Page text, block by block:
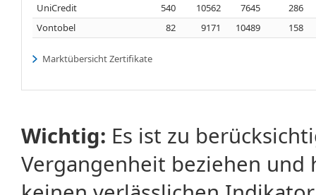
UniCredit
540 10562 7645
286
Vontobel
82 9171 10489 158
Marktübersicht Zertifikate
Wichtig: Es ist zu
Vergangenheit beziehen